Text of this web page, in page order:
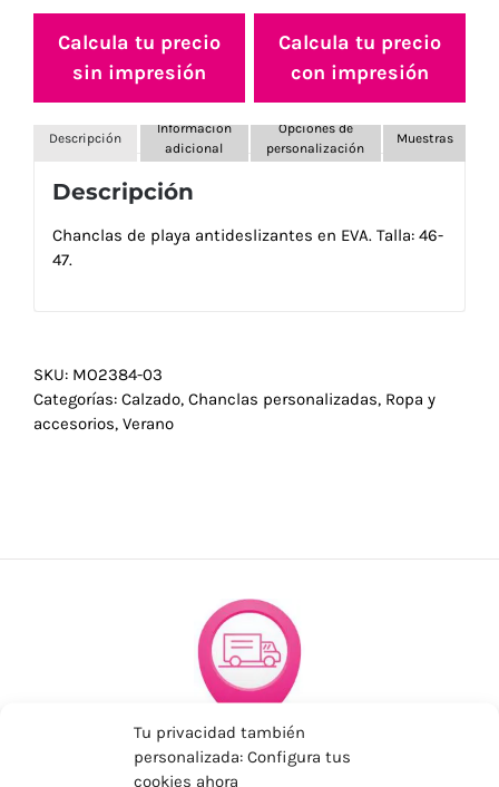
Tu privacidad también
personalizada: Configura tus
cookies ahora
Calcula tu precio
sin impresión
Calcula tu precio
con impresión
Descripción
Información
adicional
Opciones de
personalización
Muestras
Descripción
Chanclas de playa antideslizantes en EVA. Talla: 46-
47.
SKU: MO2384-03
Categorías: Calzado, Chanclas personalizadas, Ropa y
accesorios, Verano
ENVÍOS ECONÓMICOS